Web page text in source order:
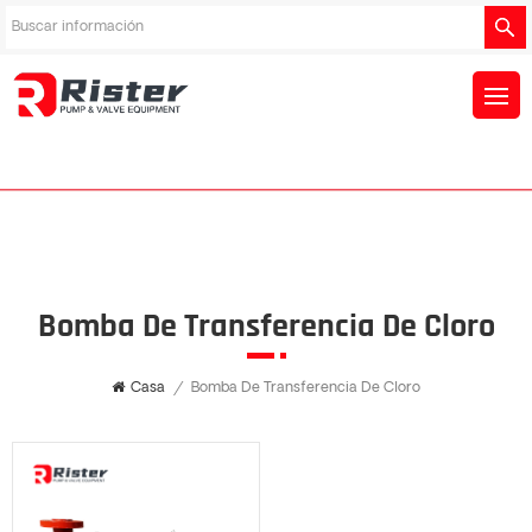
Bomba De Transferencia De Cloro
Casa / Bomba De Transferencia De Cloro